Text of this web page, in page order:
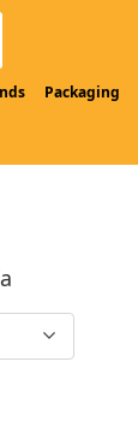
Packaging